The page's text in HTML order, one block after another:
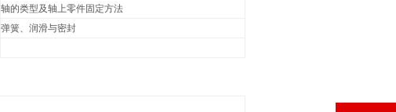
轴的类型及轴上零件固定方法
弹簧、润滑与密封